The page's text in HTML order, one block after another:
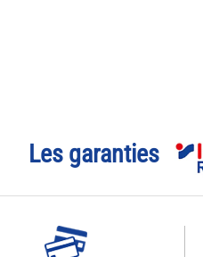
Les garanties